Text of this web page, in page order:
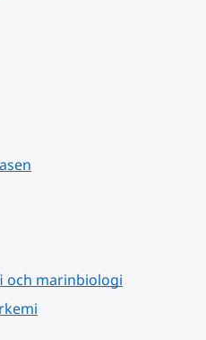
och marinbiologi